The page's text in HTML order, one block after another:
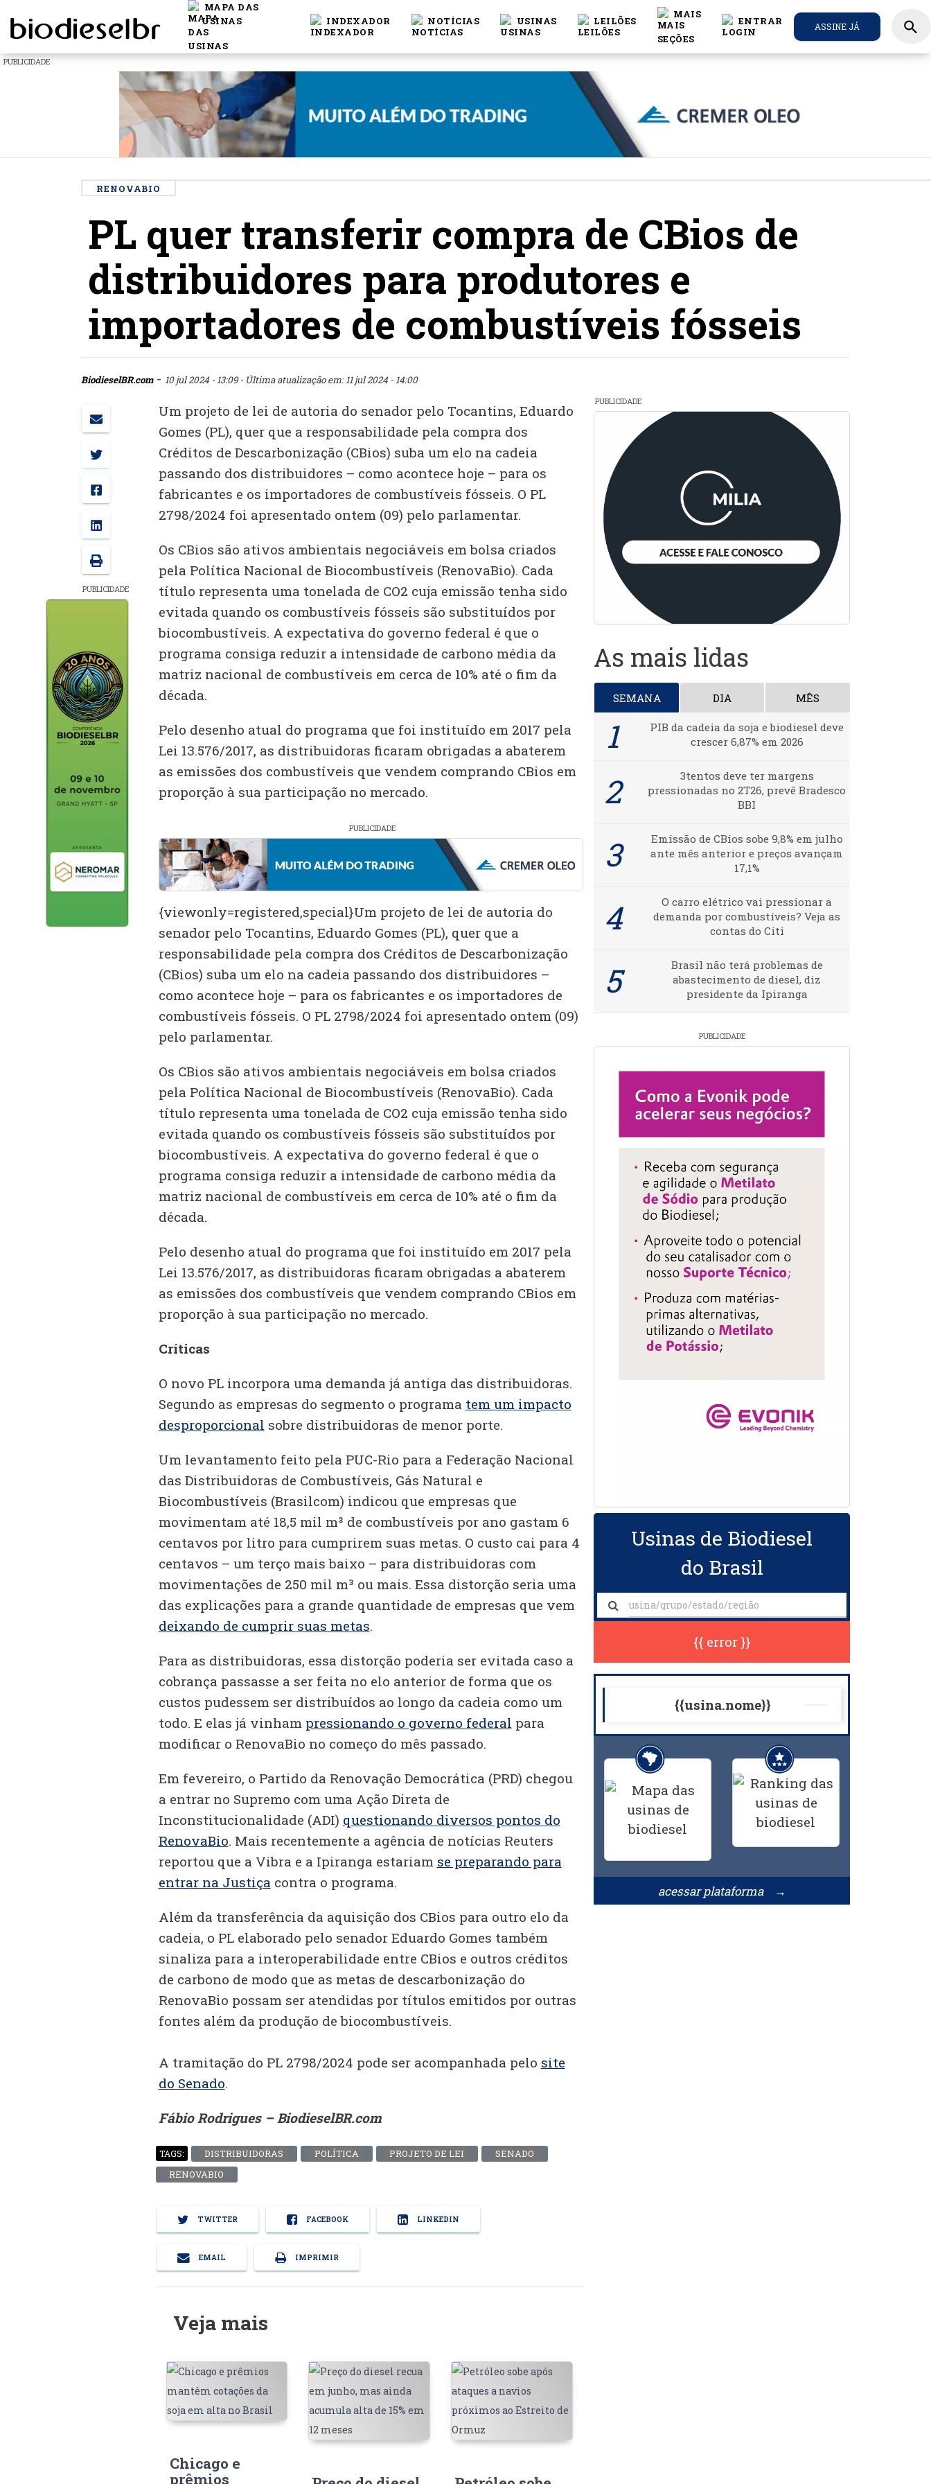
MAPA DAS
USINAS
INDEXADOR NOTÍCIAS USINAS LEILÕES
MAIS
ENTRAR ASSINE JÁ search
PUBLICIDADE
RENOVABIO
PL quer transferir compra de CBios de
distribuidores para produtores e
importadores de combustíveis fósseis
BiodieselBR.com- 10 jul 2024 - 13:09- Última atualização em: 11 jul 2024 - 14:00
PUBLICIDADE
Um projeto de lei de autoria do senador pelo Tocantins, Eduardo
Gomes (PL), quer que a responsabilidade pela compra dos
Créditos de Descarbonização (CBios) suba um elo na cadeia
passando dos distribuidores – como acontece hoje – para os
fabricantes e os importadores de combustíveis fósseis. O PL
2798/2024 foi apresentado ontem (09) pelo parlamentar.
Os CBios são ativos ambientais negociáveis em bolsa criados
pela Política Nacional de Biocombustíveis (RenovaBio). Cada
título representa uma tonelada de CO2 cuja emissão tenha sido
evitada quando os combustíveis fósseis são substituídos por
biocombustíveis. A expectativa do governo federal é que o
programa consiga reduzir a intensidade de carbono média da
matriz nacional de combustíveis em cerca de 10% até o fim da
década.
Pelo desenho atual do programa que foi instituído em 2017 pela
Lei 13.576/2017, as distribuidoras ficaram obrigadas a abaterem
as emissões dos combustíveis que vendem comprando CBios em
proporção à sua participação no mercado.
PUBLICIDADE
{viewonly=registered,special}Um projeto de lei de autoria do
senador pelo Tocantins, Eduardo Gomes (PL), quer que a
responsabilidade pela compra dos Créditos de Descarbonização
(CBios) suba um elo na cadeia passando dos distribuidores –
como acontece hoje – para os fabricantes e os importadores de
combustíveis fósseis. O PL 2798/2024 foi apresentado ontem (09)
pelo parlamentar.
Os CBios são ativos ambientais negociáveis em bolsa criados
pela Política Nacional de Biocombustíveis (RenovaBio). Cada
título representa uma tonelada de CO2 cuja emissão tenha sido
evitada quando os combustíveis fósseis são substituídos por
biocombustíveis. A expectativa do governo federal é que o
programa consiga reduzir a intensidade de carbono média da
matriz nacional de combustíveis em cerca de 10% até o fim da
década.
Pelo desenho atual do programa que foi instituído em 2017 pela
Lei 13.576/2017, as distribuidoras ficaram obrigadas a abaterem
as emissões dos combustíveis que vendem comprando CBios em
proporção à sua participação no mercado.
Críticas
O novo PL incorpora uma demanda já antiga das distribuidoras.
Segundo as empresas do segmento o programa tem um impacto
desproporcional sobre distribuidoras de menor porte.
Um levantamento feito pela PUC-Rio para a Federação Nacional
das Distribuidoras de Combustíveis, Gás Natural e
Biocombustíveis (Brasilcom) indicou que empresas que
movimentam até 18,5 mil m³ de combustíveis por ano gastam 6
centavos por litro para cumprirem suas metas. O custo cai para 4
centavos – um terço mais baixo – para distribuidoras com
movimentações de 250 mil m³ ou mais. Essa distorção seria uma
das explicações para a grande quantidade de empresas que vem
deixando de cumprir suas metas.
Para as distribuidoras, essa distorção poderia ser evitada caso a
cobrança passasse a ser feita no elo anterior de forma que os
custos pudessem ser distribuídos ao longo da cadeia como um
todo. E elas já vinham pressionando o governo federal para
modificar o RenovaBio no começo do mês passado.
Em fevereiro, o Partido da Renovação Democrática (PRD) chegou
a entrar no Supremo com uma Ação Direta de
Inconstitucionalidade (ADI) questionando diversos pontos do
RenovaBio. Mais recentemente a agência de notícias Reuters
reportou que a Vibra e a Ipiranga estariam se preparando para
entrar na Justiça contra o programa.
Além da transferência da aquisição dos CBios para outro elo da
cadeia, o PL elaborado pelo senador Eduardo Gomes também
sinaliza para a interoperabilidade entre CBios e outros créditos
de carbono de modo que as metas de descarbonização do
RenovaBio possam ser atendidas por títulos emitidos por outras
fontes além da produção de biocombustíveis.
A tramitação do PL 2798/2024 pode ser acompanhada pelo site
do Senado.
Fábio Rodrigues – BiodieselBR.com
TAGS: DISTRIBUIDORAS POLÍTICA PROJETO DE LEI
SENADO
RENOVABIO
TWITTER FACEBOOK LINKEDIN
EMAIL IMPRIMIR
Veja mais
Chicago e
prêmios
PUBLICIDADE
As mais lidas
SEMANA DIA MÊS
PIB da cadeia da soja e biodiesel deve
crescer 6,87% em 2026
3tentos deve ter margens
pressionadas no 2T26, prevê Bradesco
BBI
Emissão de CBios sobe 9,8% em julho
ante mês anterior e preços avançam
17,1%
O carro elétrico vai pressionar a
demanda por combustíveis? Veja as
contas do Citi
Brasil não terá problemas de
abastecimento de diesel, diz
presidente da Ipiranga
PUBLICIDADE
Usinas de Biodiesel
do Brasil
{{ error }}
{{usina.nome}}
acessar plataforma →